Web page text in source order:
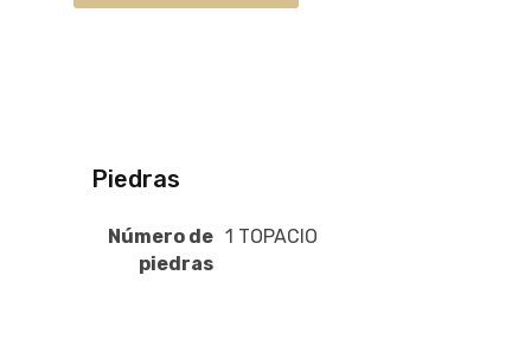
Piedras
Número de
piedras
1 TOPACIO